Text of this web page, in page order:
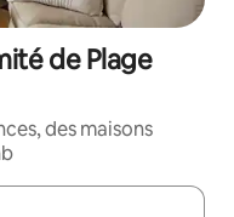
de Plage
des maisons